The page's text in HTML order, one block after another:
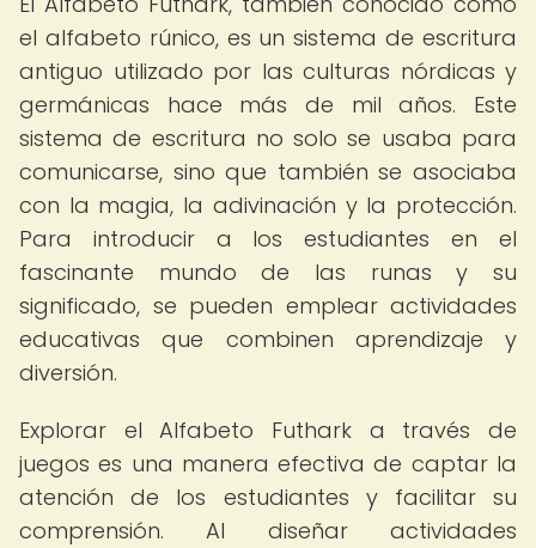
el alfabeto rúnico, es un sistema de escritura
antiguo utilizado por las culturas nórdicas y
germánicas hace más de mil años. Este
sistema de escritura no solo se usaba para
comunicarse, sino que también se asociaba
con la magia, la adivinación y la protección.
Para introducir a los estudiantes en el
fascinante mundo de las runas y su
significado, se pueden emplear actividades
educativas que combinen aprendizaje y
diversión.
Explorar el Alfabeto Futhark a través de
juegos es una manera efectiva de captar la
atención de los estudiantes y facilitar su
comprensión. Al diseñar actividades